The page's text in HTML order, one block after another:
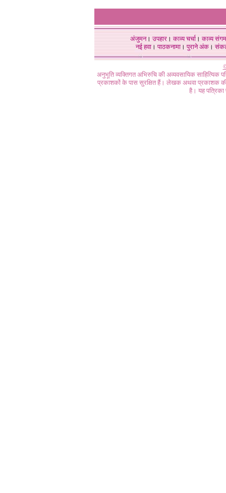
अंजुमन।उपहार।काव्य चर्चा।काव्य संगम
नई हवा। पाठकनामा। पुराने अंक।
अनुभूति व्यक्तिगत अभिरुचि की अव्यवसायिक
प्रकाशकों के पास सुरक्षित हैं। लेखक अथवा प्रकाशक की
है। यह पत्रिका